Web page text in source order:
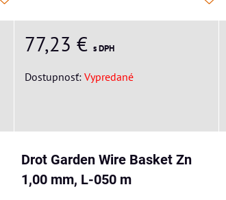
77,23 € s DPH
Dostupnosť: Vypredané
Drot Garden Wire Basket Zn
1,00 mm, L-050 m